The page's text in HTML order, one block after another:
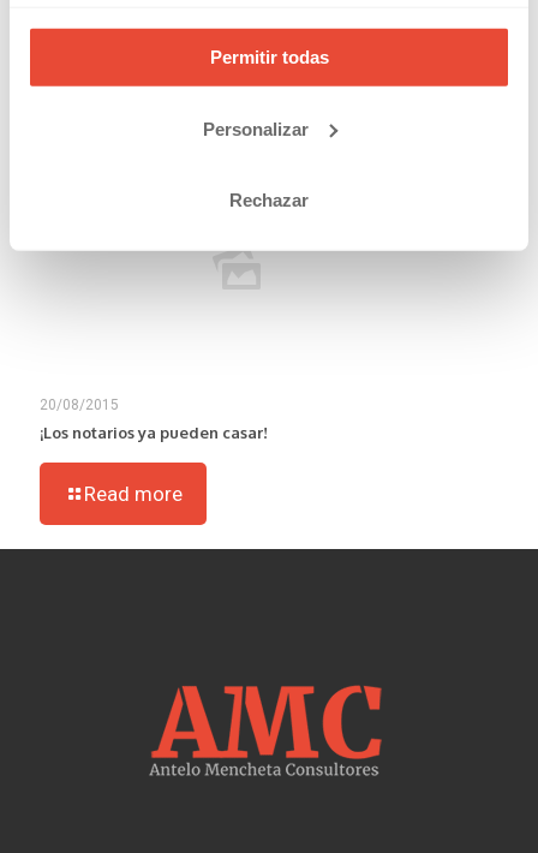
Permitir todas
Personalizar
Rechazar
20/08/2015
¡Los notarios ya pueden casar!
Read more